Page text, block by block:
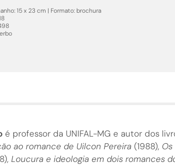
15 x 23 cm | Formato: brochura
é professor da UNIFAL-MG e autor dos
ao romance de Uilcon Pereira (1988),
Loucura e ideologia em dois romances